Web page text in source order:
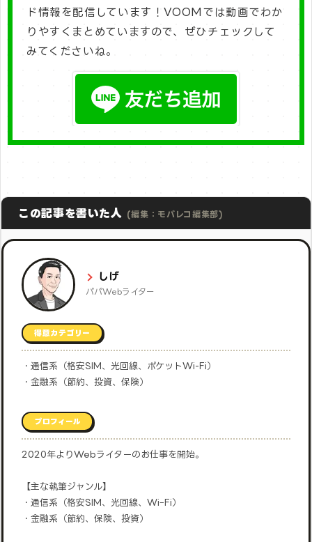
ド情報を配信しています！VOOMでは動画でわか
りやすくまとめていますので、ぜひチェックして
みてくださいね。
この記事を書いた人 (編集：モバレコ編集部)
しげ
パパWebライター
得意カテゴリー
・通信系（格安SIM、光回線、ポケットWi-Fi）
・金融系（節約、投資、保険）
プロフィール
2020年よりWebライターのお仕事を開始。
【主な執筆ジャンル】
・通信系（格安SIM、光回線、WiｰFi）
・金融系（節約、保険、投資）